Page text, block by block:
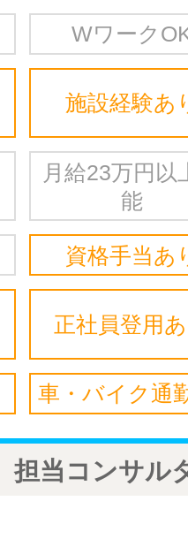
Wワーク
施設経験あ
月給23万円以
能
資格手当あ
正社員登用
車・バイク通
担当コンサル